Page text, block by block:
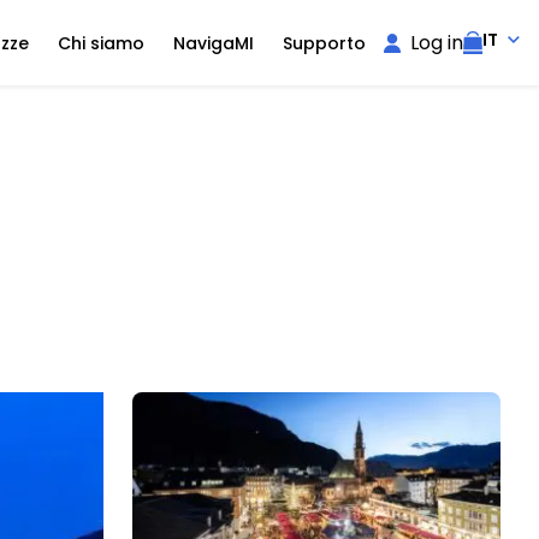
Chi siamo NavigaMI Supporto Log in IT